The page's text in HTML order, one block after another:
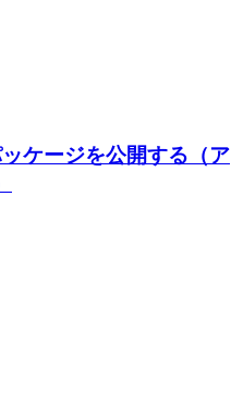
ケージを公開する（ア